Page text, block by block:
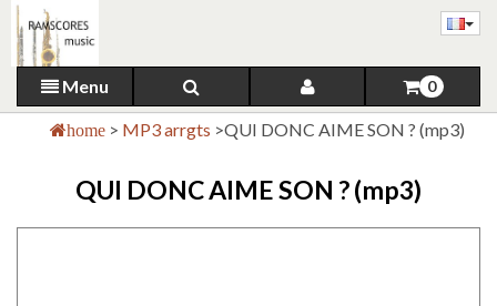
Menu 0
home > MP3 arrgts >QUI DONC AIME SON ? (mp3)
QUI DONC AIME SON ? (mp3)